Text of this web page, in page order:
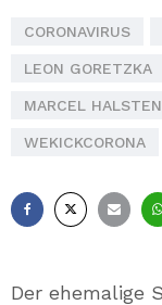
CORONAVIRUS
LEON GORETZKA
MARCEL
WEKICKCORONA
Der ehemalige